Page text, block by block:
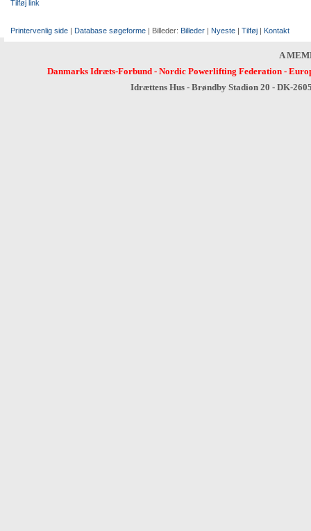
Tilføj link
Printervenlig side | Database søgeforme | Billeder: Billeder | Nyeste | Tilføj | Kontakt
A
Danmarks Idræts-Forbund- Nordic Powerlifting Federation-
Idrættens Hus - Brøndby Stadion 20 - DK-